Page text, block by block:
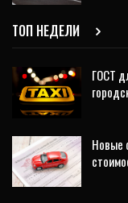
ТОП НЕДЕЛИ
ГОСТ
Новые